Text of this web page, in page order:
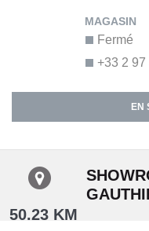
+33 2 97
Fermé
EN
50.23 KM